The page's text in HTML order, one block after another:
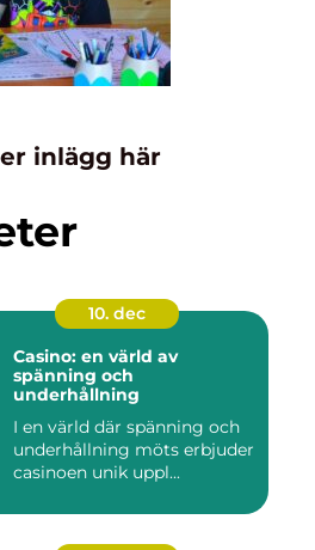
inlägg här
10. dec
Casino: en värld av
spänning och
underhållning
I en värld där spänning och
underhållning möts erbjuder
casinoen unik uppl...